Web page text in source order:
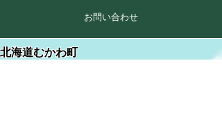
お問い合わせ
北海道むかわ町